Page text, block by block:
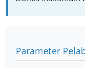
Parameter